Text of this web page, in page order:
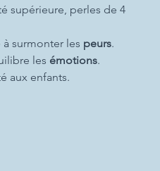
supérieure, perles de 4
surmonter les peurs.
les émotions.
aux enfants.